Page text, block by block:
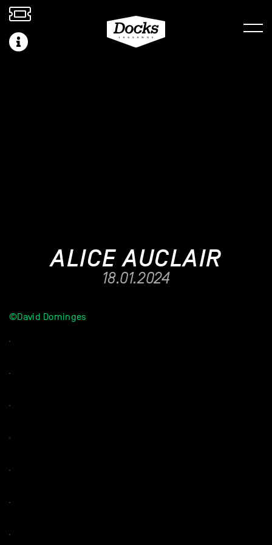
ALICE AUCLAIR
18.01.2024
©David Dominges